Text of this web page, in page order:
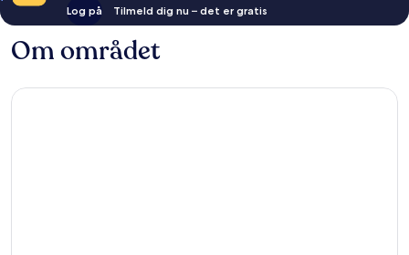
Log på Tilmeld dig nu – det er gratis
Om området